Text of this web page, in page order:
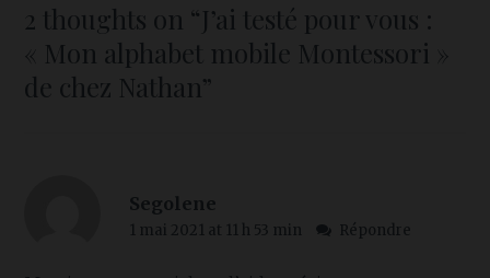
2 thoughts on “J’ai testé pour vous :
« Mon alphabet mobile Montessori »
de chez Nathan”
Segolene
1 mai 2021 at 11 h 53 min Répondre